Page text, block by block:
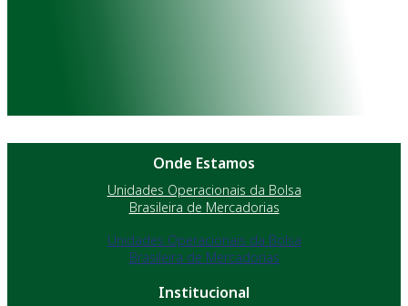
Onde Estamos
Unidades Operacionais da Bolsa
Brasileira de Mercadorias
Unidades Operacionais da Bolsa
Brasileira de Mercadorias
Institucional